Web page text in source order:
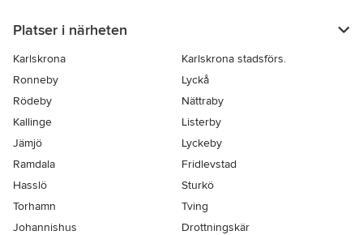
Platser i närheten
Karlskrona
Karlskrona stadsförs.
Ronneby
Lyckå
Rödeby
Nättraby
Kallinge
Listerby
Jämjö
Lyckeby
Ramdala
Fridlevstad
Hasslö
Sturkö
Torhamn
Tving
Johannishus
Drottningskär